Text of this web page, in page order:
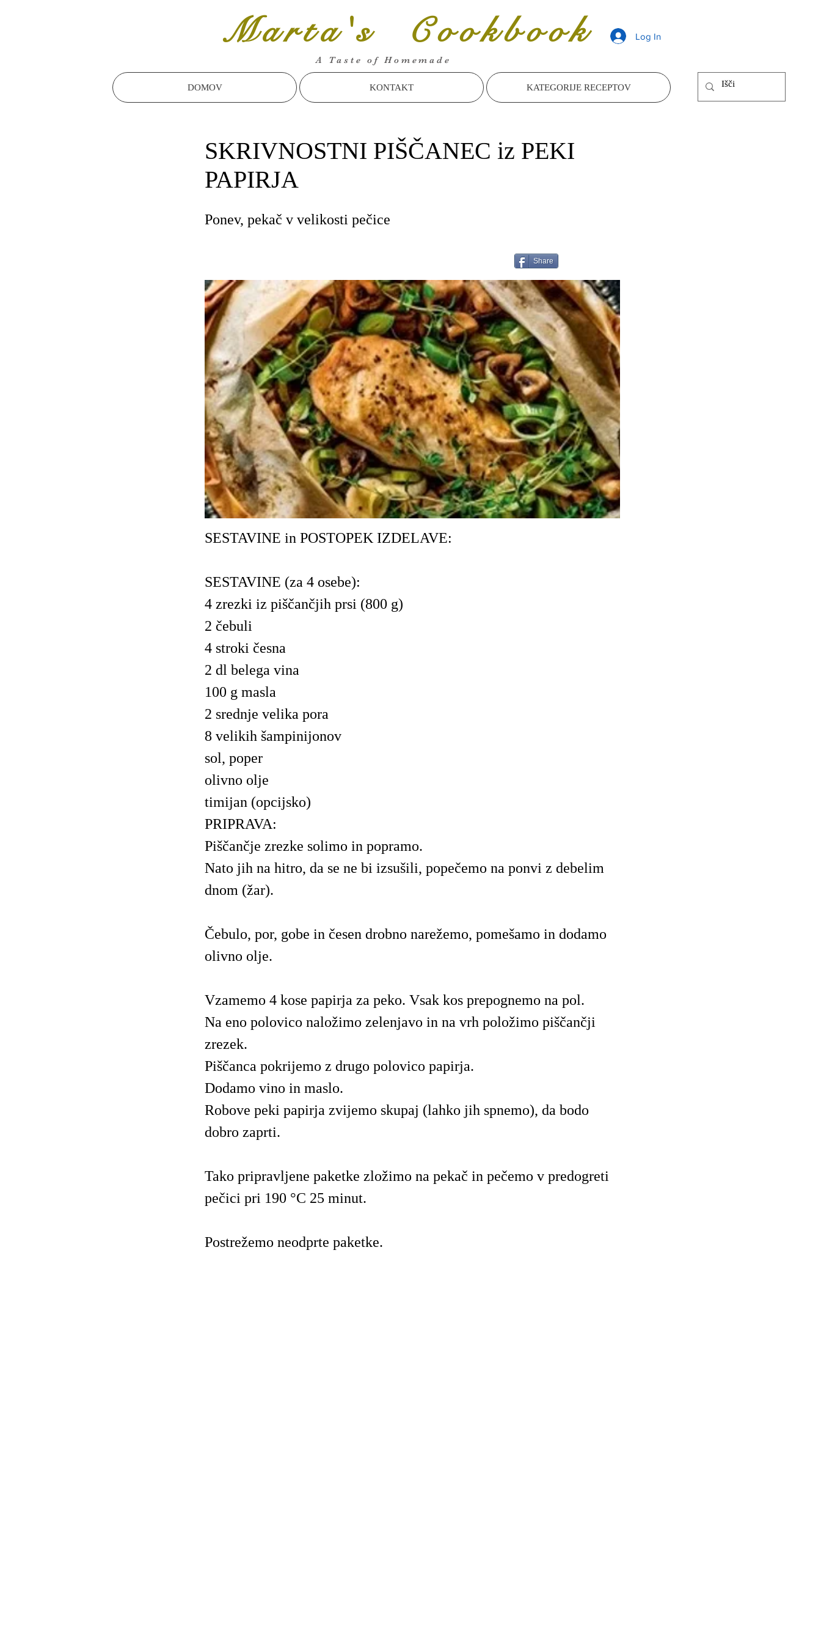
Marta's Cookbook Log In
A Taste of Homemade
DOMOV KONTAKT KATEGORIJE RECEPTOV
SKRIVNOSTNI PIŠČANEC iz PEKI
PAPIRJA
Ponev, pekač v velikosti pečice
Share
SESTAVINE in POSTOPEK IZDELAVE:
SESTAVINE (za 4 osebe):
4 zrezki iz piščančjih prsi (800 g)
2 čebuli
4 stroki česna
2 dl belega vina
100 g masla
2 srednje velika pora
8 velikih šampinijonov
sol, poper
olivno olje
timijan (opcijsko)
PRIPRAVA:
Piščančje zrezke solimo in popramo.
Nato jih na hitro, da se ne bi izsušili, popečemo na ponvi z debelim
dnom (žar).
Čebulo, por, gobe in česen drobno narežemo, pomešamo in dodamo
olivno olje.
Vzamemo 4 kose papirja za peko. Vsak kos prepognemo na pol.
Na eno polovico naložimo zelenjavo in na vrh položimo piščančji
zrezek.
Piščanca pokrijemo z drugo polovico papirja.
Dodamo vino in maslo.
Robove peki papirja zvijemo skupaj (lahko jih spnemo), da bodo
dobro zaprti.
Tako pripravljene paketke zložimo na pekač in pečemo v predogreti
pečici pri 190 °C 25 minut.
Postrežemo neodprte paketke.